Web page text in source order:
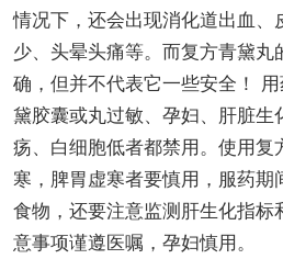
情况下，还会出现消化道出血、
少、头晕头痛等。而复方青黛丸
确，但并不代表它一些安全！
黛胶囊或丸过敏、孕妇、肝脏生
疡、白细胞低者都禁用。使用复
寒，脾胃虚寒者要慎用，服药期
食物，还要注意监测肝生化指标
意事项谨遵医嘱，孕妇慎用。